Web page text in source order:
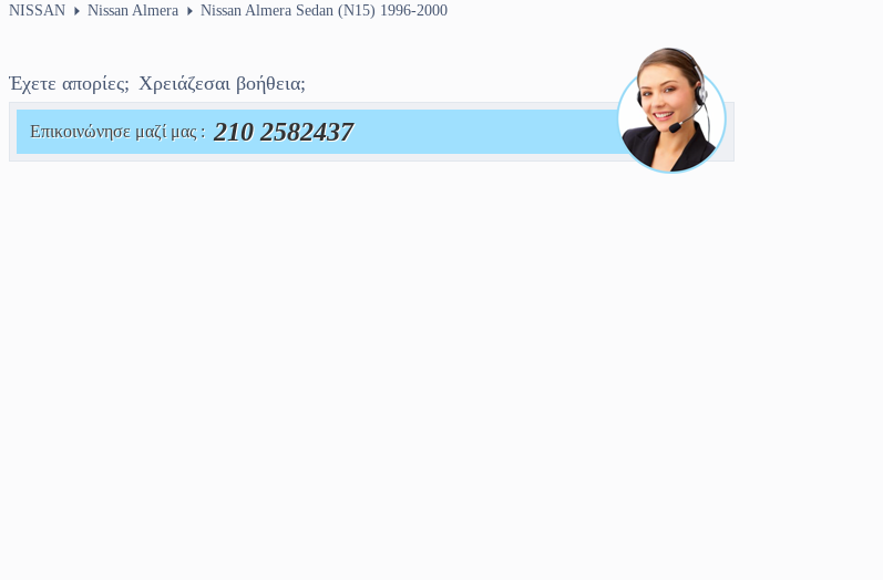
NISSAN Nissan Almera Nissan Almera Sedan (N15) 1996-2000
Έχετε απορίες; Χρειάζεσαι βοήθεια;
Επικοινώνησε μαζί μας : 210 2582437